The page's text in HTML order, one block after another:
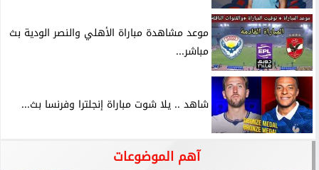
موعد مشاهدة مباراة الأهلي والنصر الودية بث
مباشر...
شاهد .. يلا شوت مباراة إنجلترا وفرنسا بث...
آهم الموضوعات